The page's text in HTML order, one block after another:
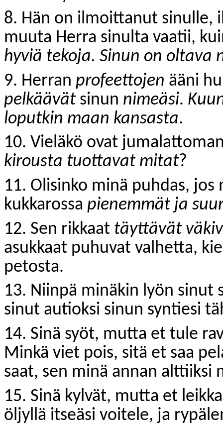
8. Hän on ilmoittanut sinulle,
muuta Herra sinulta vaatii,
hyviä tekoja. Sinun on oltava
9. Herran profeettojen ääni
pelkäävät sinun nimeäsi.
loputkin maan kansasta.
10. Vieläkö ovat
kirousta tuottavat mitat?
11. Olisinko minä puhdas, jos
kukkarossa pienemmät ja
12. Sen rikkaat täyttävät
asukkaat puhuvat valhetta,
petosta.
13. Niinpä minäkin lyön sinut
sinut autioksi sinun syntiesi
14. Sinä syöt, mutta et tule
Minkä viet pois, sitä et saa
saat, sen minä annan alttiiksi
15. Sinä kylvät, mutta et
öljyllä itseäsi voitele, ja